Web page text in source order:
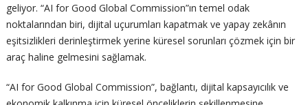
geliyor. “AI for Good Global Commission”ın temel odak
noktalarından biri, dijital uçurumları kapatmak ve yapay zekânın
eşitsizlikleri derinleştirmek yerine küresel sorunları çözmek için bir
araç haline gelmesini sağlamak.
“AI for Good Global Commission”, bağlantı, dijital kapsayıcılık ve